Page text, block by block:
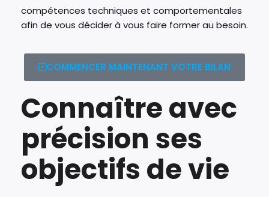
compétences techniques et comportementales
afin de vous décider à vous faire former au besoin.
COMMENCER MAINTENANT VOTRE BILAN
Connaître avec
précision ses
objectifs de vie